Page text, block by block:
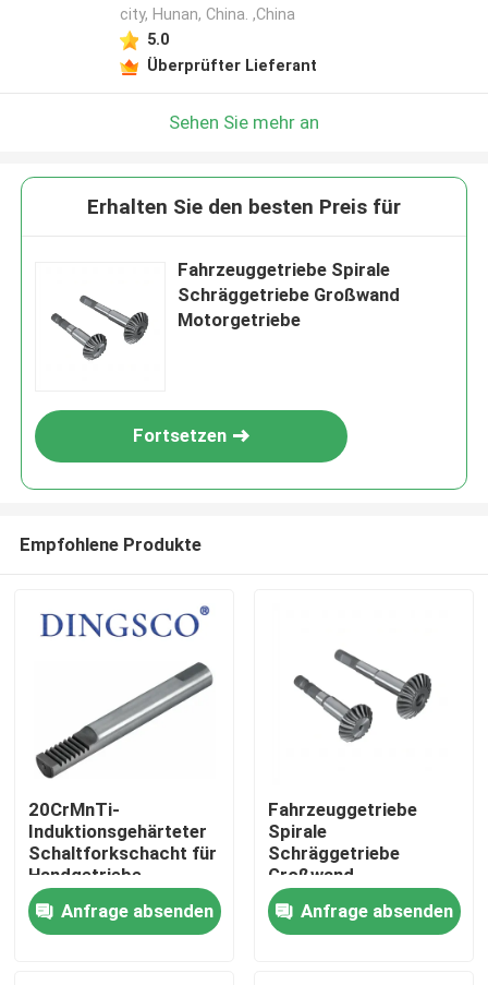
Zu Hause
city, Hunan, China. ,China
5.0
Überprüfter Lieferant
Sehen Sie mehr an
Erhalten Sie den besten Preis für
Fahrzeuggetriebe Spirale
Schräggetriebe Großwand
Motorgetriebe
Fortsetzen
Empfohlene Produkte
20CrMnTi-
Induktionsgehärteter
Schaltforkschacht für
Handgetriebe
Anfrage absenden
Fahrzeuggetriebe
Spirale
Schräggetriebe
Großwand
Motorgetriebe
Anfrage absenden